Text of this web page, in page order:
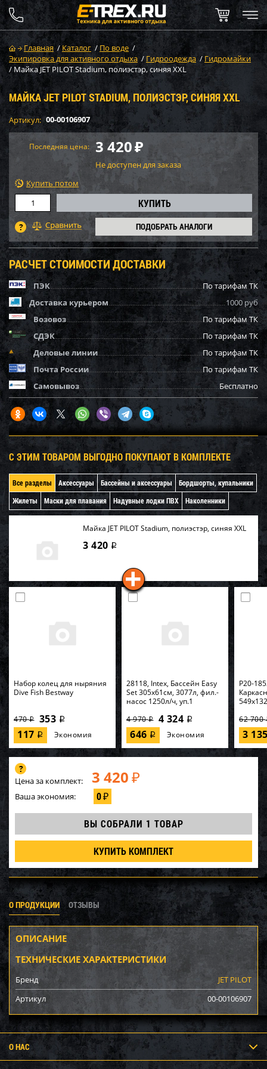
Главная / Каталог / По воде /
Экипировка для активного отдыха / Гидроодежда / Гидромайки
/ Майка JET PILOT Stadium, полиэстэр, синяя XXL
МАЙКА JET PILOT STADIUM, ПОЛИЭСТЭР, СИНЯЯ XXL
Артикул: 00-00106907
Последняя цена: 3 420₽
Не доступен для заказа
Купить потом
ПОДОБРАТЬ АНАЛОГИ
РАСЧЕТ СТОИМОСТИ ДОСТАВКИ
ПЭК
По тарифам ТК
Доставка курьером
1000 руб
Возовоз
По тарифам ТК
СДЭК
По тарифам ТК
Деловые линии
По тарифам ТК
Почта России
По тарифам ТК
Самовывоз
Бесплатно
С ЭТИМ ТОВАРОМ ВЫГОДНО ПОКУПАЮТ В КОМПЛЕКТЕ
Все разделы Аксессуары Бассейны и аксессуары
Бордшорты, купальники
Жилеты
Маски для плавания Надувные лодки ПВХ Наколенники
Майка JET PILOT Stadium, полиэстэр, синяя XXL
3 420 i
Набор колец для ныряния
Dive Fish Bestway
470i 353 i
117 i Экономия
28118, Intex, Бассейн Easy
Set 305х61см, 3077л, фил.-
насос 1250л/ч, уп.1
4 970i 4 324 i
646 i Экономия
P20-
62 700
3
Цена за комплект: 3 420 ₽
Ваша экономия: 0₽
ВЫ СОБРАЛИ 1 ТОВАР
КУПИТЬ КОМПЛЕКТ
О ПРОДУКЦИИ ОТЗЫВЫ
ОПИСАНИЕ
ТЕХНИЧЕСКИЕ ХАРАКТЕРИСТИКИ
Бренд
JET PILOT
Артикул
00-00106907
О НАС